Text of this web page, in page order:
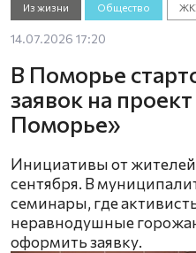
Из жизни Общество
14.07.2026 17:20
В Поморье
заявок на
Поморье»
Инициативы от
сентября. В
семинары, где
неравнодушные
оформить заявку.